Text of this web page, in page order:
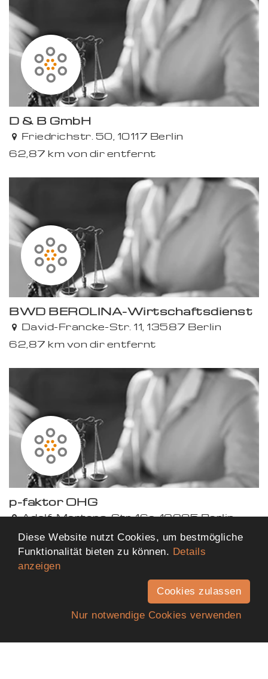
D & B GmbH
Friedrichstr. 50, 10117 Berlin
62,87 km von dir entfernt
BWD BEROLINA-Wirtschaftsdienst
David-Francke-Str. 11, 13587 Berlin
62,87 km von dir entfernt
p-faktor OHG
Adolf-Martens-Str. 16a, 12205 Berlin
62,87 km von dir entfernt
Diese Website nutzt Cookies, um bestmögliche
Funktionalität bieten zu können. Details
anzeigen
Cookies zulassen
Nur notwendige Cookies verwenden